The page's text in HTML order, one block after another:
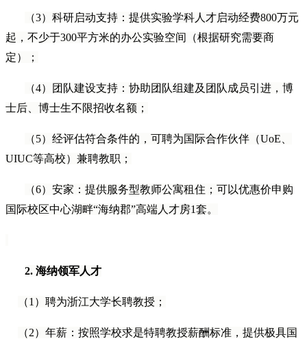
（3）科研启动支持：提供实验学科人才启动经费800万元
起，不少于300平方米的办公实验空间（根据研究需要商
定）；
（4）团队建设支持：协助团队组建及团队成员引进，博
士后、博士生不限招收名额；
（5）经评估符合条件的，可聘为国际合作伙伴（UoE、
UIUC等高校）兼聘教职；
（6）安家：提供服务型教师公寓租住；可以优惠价申购
国际校区中心湖畔“海纳郡”高端人才房1套。
2. 海纳领军人才
（1）聘为浙江大学长聘教授；
（2）年薪：按照学校求是特聘教授薪酬标准，提供极具国